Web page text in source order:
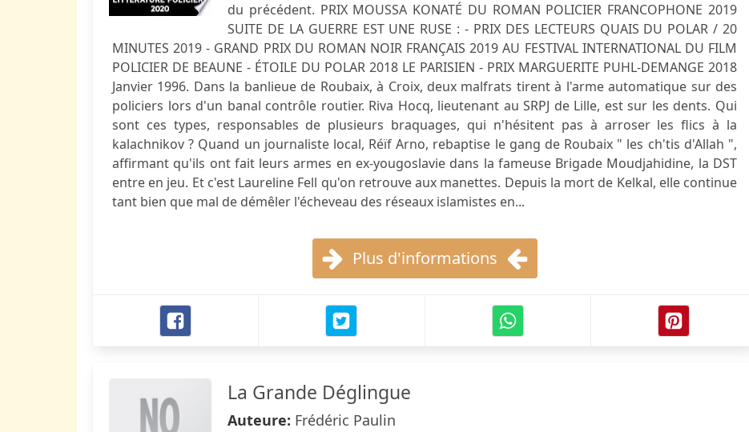
du précédent. PRIX MOUSSA KONATÉ DU ROMAN POLICIER FRANCOPHONE 2019
SUITE DE LA GUERRE EST UNE RUSE : - PRIX DES LECTEURS QUAIS DU POLAR / 20
MINUTES 2019 - GRAND PRIX DU ROMAN NOIR FRANÇAIS 2019 AU FESTIVAL INTERNATIONAL DU FILM
POLICIER DE BEAUNE ​- ÉTOILE DU POLAR 2018 LE PARISIEN - PRIX MARGUERITE PUHL-DEMANGE 2018
Janvier 1996. Dans la banlieue de Roubaix, à Croix, deux malfrats tirent à l'arme automatique sur des
policiers lors d'un banal contrôle routier. Riva Hocq, lieutenant au SRPJ de Lille, est sur les dents. Qui
sont ces types, responsables de plusieurs braquages, qui n'hésitent pas à arroser les flics à la
kalachnikov ? Quand un journaliste local, Réïf Arno, rebaptise le gang de Roubaix " les ch'tis d'Allah ",
affirmant qu'ils ont fait leurs armes en ex-yougoslavie dans la fameuse Brigade Moudjahidine, la DST
entre en jeu. Et c'est Laureline Fell qu'on retrouve aux manettes. Depuis la mort de Kelkal, elle continue
tant bien que mal de démêler l'écheveau des réseaux islamistes en...
Plus d'informations
La Grande Déglingue
Auteure: Frédéric Paulin